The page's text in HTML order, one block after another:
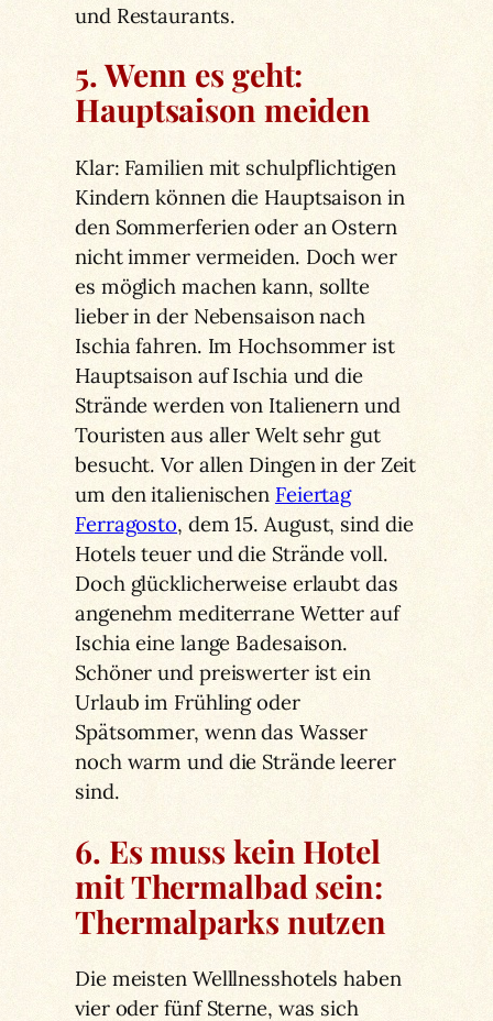
und Restaurants.
5. Wenn es geht:
Hauptsaison meiden
Klar: Familien mit schulpflichtigen
Kindern können die Hauptsaison in
den Sommerferien oder an Ostern
nicht immer vermeiden. Doch wer
es möglich machen kann, sollte
lieber in der Nebensaison nach
Ischia fahren. Im Hochsommer ist
Hauptsaison auf Ischia und die
Strände werden von Italienern und
Touristen aus aller Welt sehr gut
besucht. Vor allen Dingen in der Zeit
um den italienischen Feiertag
Ferragosto, dem 15. August, sind die
Hotels teuer und die Strände voll.
Doch glücklicherweise erlaubt das
angenehm mediterrane Wetter auf
Ischia eine lange Badesaison.
Schöner und preiswerter ist ein
Urlaub im Frühling oder
Spätsommer, wenn das Wasser
noch warm und die Strände leerer
sind.
6. Es muss kein Hotel
mit Thermalbad sein:
Thermalparks nutzen
Die meisten Welllnesshotels haben
vier oder fünf Sterne, was sich